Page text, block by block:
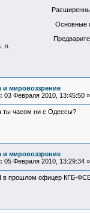
л.
и мировоззрение
03 Февраля 2010, 13:45:50 »
ты часом ни с Одессы?
и мировоззрение
05 Февраля 2010, 13:29:34 »
в прошлом офицер КГБ-